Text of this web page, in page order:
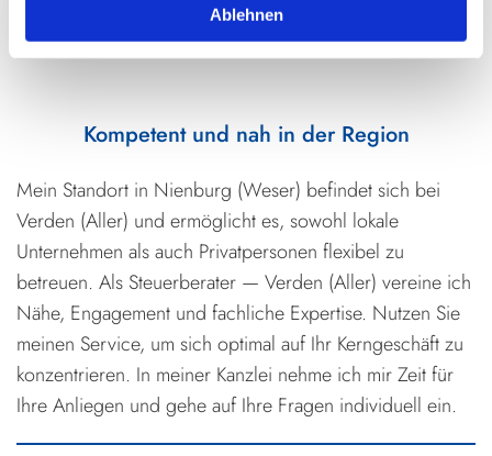
Ablehnen
Kompetent und nah in der Region
Mein Standort in Nienburg (Weser) befindet sich bei
Verden (Aller) und ermöglicht es, sowohl lokale
Unternehmen als auch Privatpersonen flexibel zu
betreuen. Als Steuerberater — Verden (Aller) vereine ich
Nähe, Engagement und fachliche Expertise. Nutzen Sie
meinen Service, um sich optimal auf Ihr Kerngeschäft zu
konzentrieren. In meiner Kanzlei nehme ich mir Zeit für
Ihre Anliegen und gehe auf Ihre Fragen individuell ein.